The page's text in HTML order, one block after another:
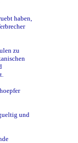
haben,
zu
und